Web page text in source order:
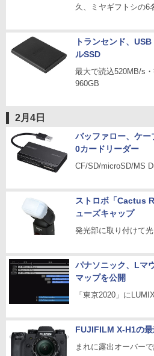
久、ミヤギフトシの6
トランセンド、
ルSSD
最大で読込520MB/s
960GB
2月4日
バッファロー、ケ
0カードリーダー
CF/SD/microSD/MS
ストロボ「Cactus
ューズキャップ
発光部に取り付けて
パナソニック、Lマ
マップを公開
「東京2020」に
FUJIFILM X-H1の
まれに露出オーバー